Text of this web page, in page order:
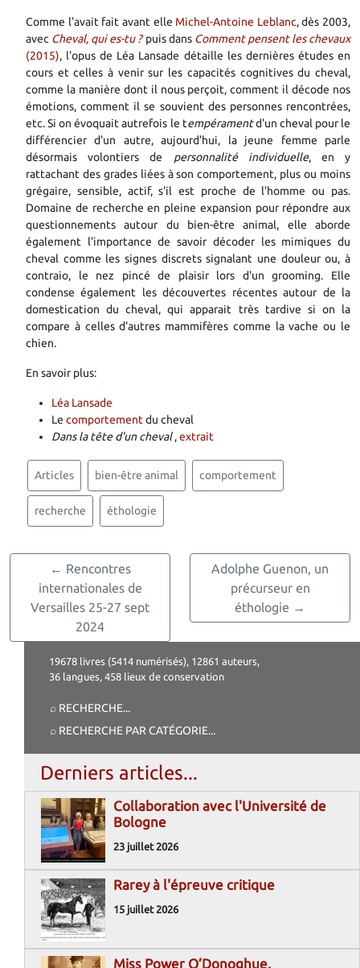
Comme l'avait fait avant elle Michel-Antoine Leblanc, dès 2003,
avec Cheval, qui es-tu ? puis dans Comment pensent les chevaux
(2015), l'opus de Léa Lansade détaille les dernières études en
cours et celles à venir sur les capacités cognitives du cheval,
comme la manière dont il nous perçoit, comment il décode nos
émotions, comment il se souvient des personnes rencontrées,
etc. Si on évoquait autrefois le tempéramentd'un cheval pour le
différencier d'un autre, aujourd'hui, la jeune femme parle
désormais volontiers de personnalité individuelle, en y
rattachant des grades liées à son comportement, plus ou moins
grégaire, sensible, actif, s'il est proche de l'homme ou pas.
Domaine de recherche en pleine expansion pour répondre aux
questionnements autour du bien-être animal, elle aborde
également l'importance de savoir décoder les mimiques du
cheval comme les signes discrets signalant une douleur ou, à
contraio, le nez pincé de plaisir lors d'un grooming. Elle
condense également les découvertes récentes autour de la
domestication du cheval, qui apparait très tardive si on la
compare à celles d'autres mammifères comme la vache ou le
chien.
En savoir plus:
Léa Lansade
Le comportement du cheval
Dans la tête d'un cheval,extrait
Articles bien-être animal comportement
recherche éthologie
← Rencontres
internationales de
Versailles 25-27 sept
2024
Adolphe Guenon, un
précurseur en
éthologie →
19678 livres (5414 numérisés), 12861 auteurs,
36 langues, 458 lieux de conservation
⌕ RECHERCHE...
⌕ RECHERCHE PAR CATÉGORIE...
Derniers articles...
Collaboration avec l'Université de
Bologne
23 juillet 2026
Rarey à l'épreuve critique
15 juillet 2026
Miss Power O’Donoghue,